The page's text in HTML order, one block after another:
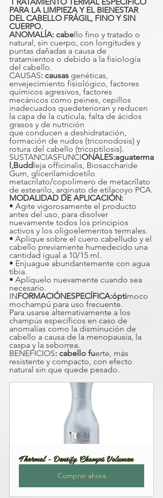
PARA LA LIMPIEZA Y EL BIENESTAR
DEL CABELLO FRÁGIL, FINO Y SIN
CUERPO.
ANOMALÍA: cabello fino y tratado o
natural, sin cuerpo, con longitudes y
puntas dañadas a causa de
tratamientos o debido a la fisiología
del cabello.
CAUSAS: causas genéticas,
envejecimiento fisiológico, factores
químicos agresivos, factores
mecánicos como peines, cepillos
inadecuados quedeterioran y reducen
la capa de la cutícula, falta de ácidos
grasos y de nutrición
que conducen a deshidratación,
formación de nudos (triconodosis) y
rotura del cabello (tricoptilosis).
SUSTANCIASFUNCIONALES:aguaterma
l,Buddleja officinalis, Biosaccharide
Gum, glicerilamidoetilo
metacrilato/copolímero de metacrilato
de estearilo, arginato de etilacoyo PCA.
MODALIDAD DE APLICACIÓN:
• Agite vigorosamente el producto
antes del uso, para disolver
nuevamente todos los principios
activos y los oligoelementos termales.
• Aplique sobre el cuero cabelludo y el
cabello previamente humedecido una
cantidad igual a 10/15 ml.
• Enjuague abundantemente con agua
tibia.
• Aplíquelo nuevamente cuando sea
necesario.
INFORMACIÓNESPECÍFICA:óptimoco
mochampú para uso frecuente.
Para usarse alternativamente a los
champús específicos en caso de
anomalías como la disminución de
cabello a causa de la menopausia, la
caspa y la seborrea.
BENEFICIOS: cabello fuerte, más
resistente y compacto, con efecto
natural sin que quede pesado.
Thermal - Densify Champú Volumen
Comprar ahora